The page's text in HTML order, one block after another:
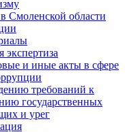
Смоленской области
и иные акты в сфере
требований к
государственных
и урег